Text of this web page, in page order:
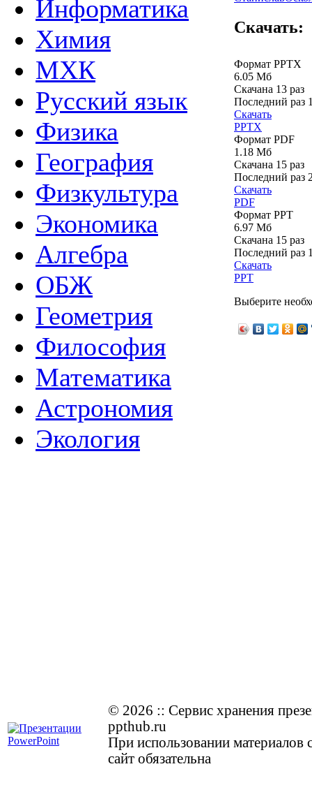
Информатика
Химия
МХК
Русский язык
Физика
География
Физкультура
Экономика
Алгебра
ОБЖ
Геометрия
Философия
Математика
Астрономия
Экология
Скачать:
Формат PPTX
6.05 Мб
Скачана 13 раз
Последний раз
Скачать
PPTX
Формат PDF
1.18 Мб
Скачана 15 раз
Последний раз
Скачать
PDF
Формат PPT
6.97 Мб
Скачана 15 раз
Последний раз
Скачать
PPT
Выберите
© 2026 :: Cервис хранения
ppthub.ru
При использовании материалов
сайт обязательна